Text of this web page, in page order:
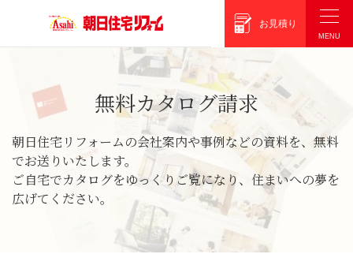
お見積り
無料カタログ請求
朝日住宅リフォームの会社案内や事例などの資料を、無料
でお送りいたします。
ご自宅でカタログをゆっくりご覧になり、住まいへの夢を
広げてください。